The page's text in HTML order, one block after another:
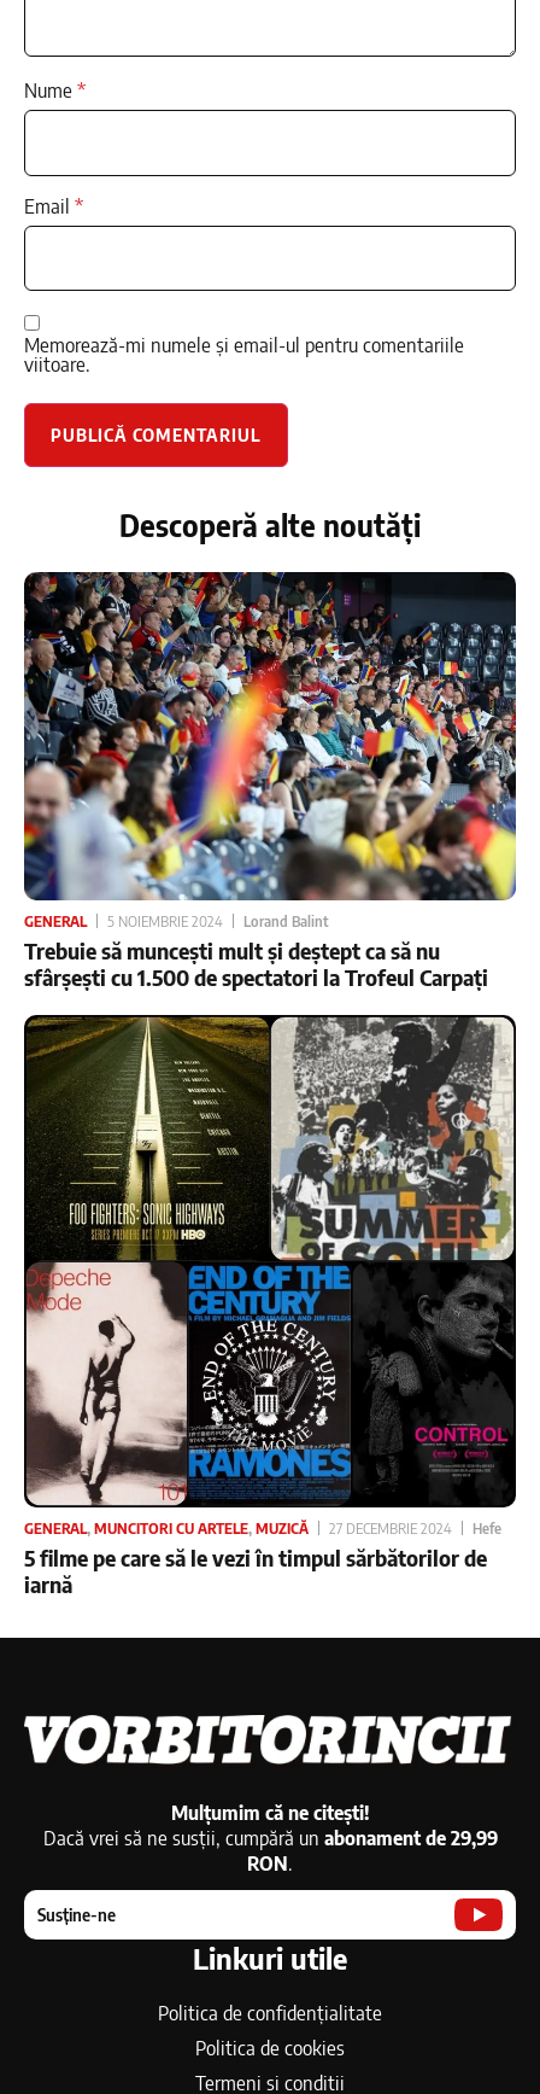
Nume*
Email *
Memorează-mi numele și email-ul pentru comentariile
viitoare.
Descoperă alte noutăți
GENERAL 5 NOIEMBRIE 2024 Lorand Balint
Trebuie să muncești mult și deștept ca să nu
sfârșești cu 1.500 de spectatori la Trofeul Carpați
GENERAL, MUNCITORI CU ARTELE, MUZICĂ 27 DECEMBRIE 2024 Hefe
5 filme pe care să le vezi în timpul sărbătorilor de
iarnă
Mulțumim că ne citești!
Dacă vrei să ne susții, cumpără un abonament de 29,99
RON.
Susține-ne
Linkuri utile
Politica de confidențialitate
Politica de cookies
Termeni si conditii